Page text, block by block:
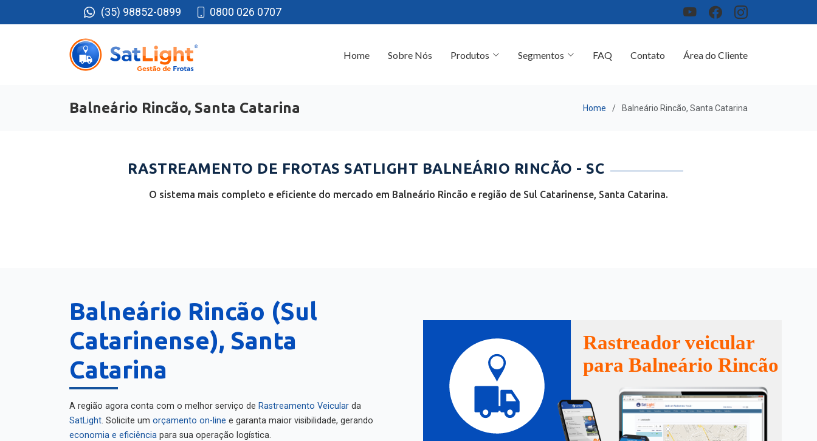
(35) 98852-0899 0800 026 0707
Home Sobre Nós Produtos Segmentos FAQ Contato Área do Cliente
Balneário Rincão, Santa Catarina Home Balneário Rincão, Santa Catarina
RASTREAMENTO DE FROTAS SATLIGHT BALNEÁRIO RINCÃO - SC
O sistema mais completo e eficiente do mercado em Balneário Rincão e região de Sul Catarinense, Santa Catarina.
Balneário Rincão (Sul
Catarinense), Santa
Catarina
A região agora conta com o melhor serviço de Rastreamento Veicular da
SatLight. Solicite um orçamento on-line e garanta maior visibilidade, gerando
economia e eficiência para sua operação logística.
Rastreador veicular
para Balneário Rincão